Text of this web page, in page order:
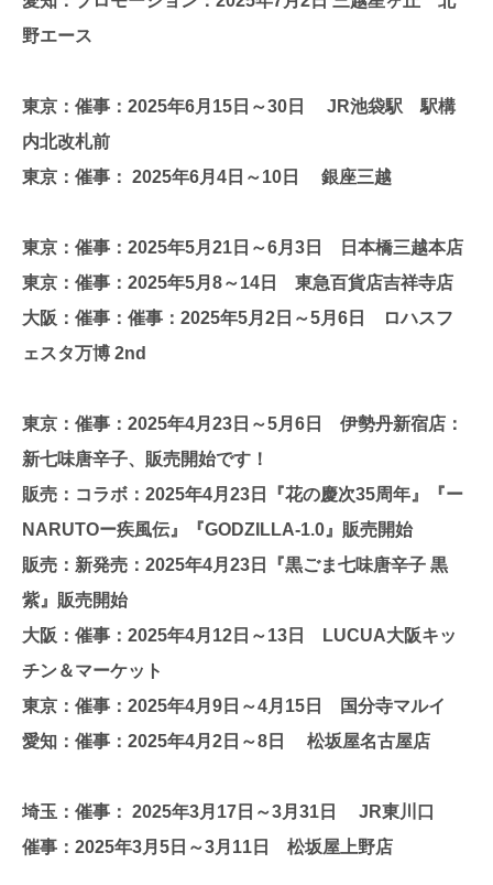
野エース
東京：催事：2025年6月15日～30日 JR池袋駅 駅構
内北改札前
東京：催事： 2025年6月4日～10日 銀座三越
東京：催事：2025年5月21日～6月3日 日本橋三越本店
東京：催事：2025年5月8～14日 東急百貨店吉祥寺店
大阪：催事：催事：2025年5月2日～5月6日 ロハスフ
ェスタ万博 2nd
東京：催事：2025年4月23日～5月6日 伊勢丹新宿店：
新七味唐辛子、販売開始です！
販売：コラボ：2025年4月23日『花の慶次35周年』『ー
NARUTOー疾風伝』『GODZILLA-1.0』販売開始
販売：新発売：2025年4月23日『黒ごま七味唐辛子 黒
紫』販売開始
大阪：催事：2025年4月12日～13日 LUCUA大阪キッ
チン＆マーケット
東京：催事：2025年4月9日～4月15日 国分寺マルイ
愛知：催事：2025年4月2日～8日 松坂屋名古屋店
埼玉：催事： 2025年3月17日～3月31日 JR東川口
催事：2025年3月5日～3月11日 松坂屋上野店